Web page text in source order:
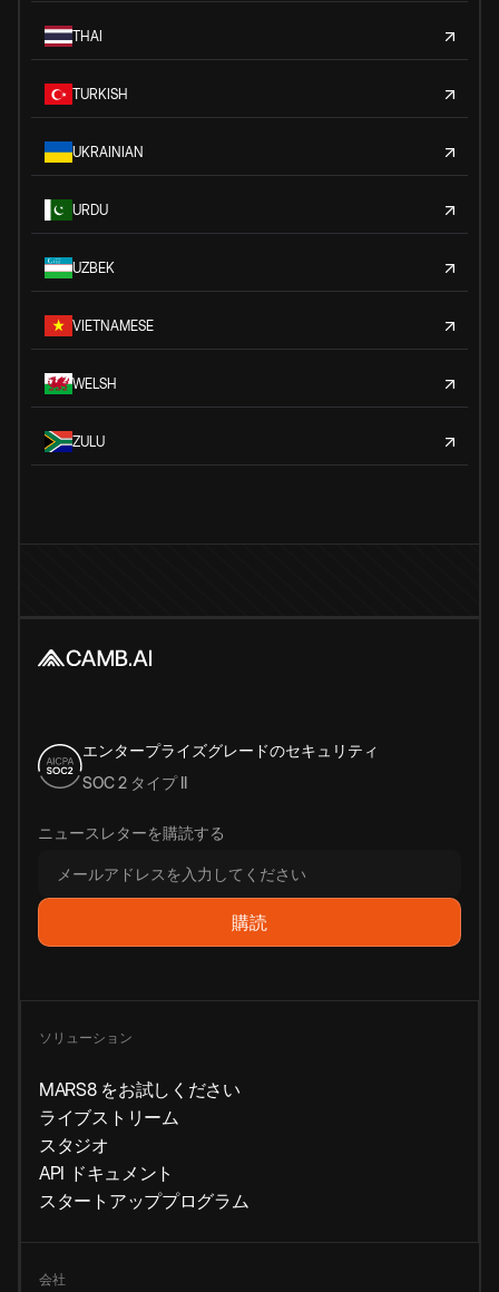
THAI
TURKISH
UKRAINIAN
URDU
UZBEK
VIETNAMESE
WELSH
ZULU
エンタープライズグレードのセキュリティ
SOC 2 タイプ II
ニュースレターを購読する
ソリューション
MARS8 をお試しください
ライブストリーム
スタジオ
API ドキュメント
スタートアッププログラム
会社